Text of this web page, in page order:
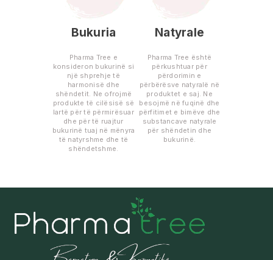
Bukuria
Pharma Tree e
konsideron bukurinë si
një shprehje të
harmonisë dhe
shëndetit. Ne ofrojmë
produkte të cilësisë së
lartë për të përmirësuar
dhe për të ruajtur
bukurinë tuaj në mënyra
të natyrshme dhe të
shëndetshme.
Natyrale
Pharma Tree është
përkushtuar për
përdorimin e
përbërësve natyralë në
produktet e saj. Ne
besojmë në fuqinë dhe
përfitimet e bimëve dhe
substancave natyrale
për shëndetin dhe
bukurinë.